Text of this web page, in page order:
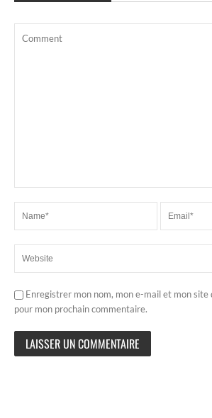
Enregistrer mon nom, mon e-mail et mon site
pour mon prochain commentaire.